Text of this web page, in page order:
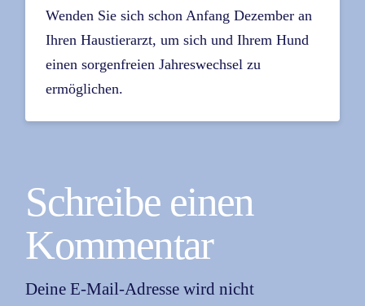
Wenden Sie sich schon Anfang Dezember an
Ihren Haustierarzt, um sich und Ihrem Hund
einen sorgenfreien Jahreswechsel zu
ermöglichen.
Schreibe einen
Kommentar
Deine E-Mail-Adresse wird nicht